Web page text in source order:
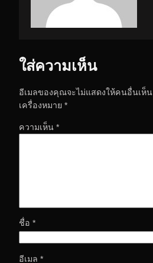
ใส่ความเห็น
อีเมลของคุณจะไม่แสดงให้คนอื่นเห็น
เครื่องหมาย *
ความเห็น *
ชื่อ *
อีเมล *